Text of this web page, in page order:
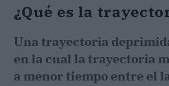
¿Qué es la
Una trayectoria
en la cual la trayectoria
a menor tiempo entre el